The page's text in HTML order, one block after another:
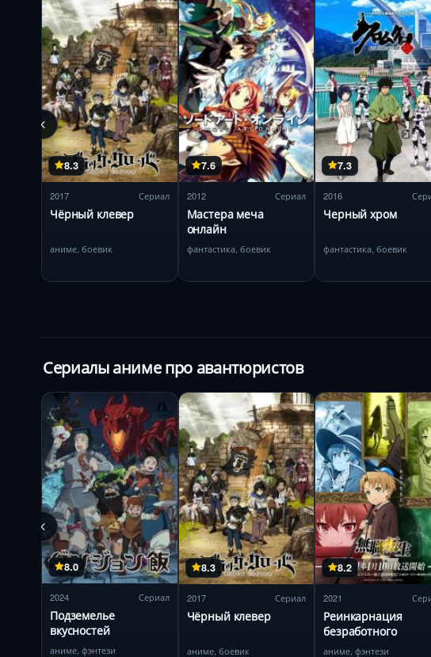
8.3
2017 Сериал
Чёрный клевер
аниме, боевик
7.6
2012 Сериал
Мастера меча
онлайн
фантастика, боевик
7.3
2016
Черный хром
фантастика, боевик
Сериалы аниме про авантюристов
8.0
2024 Сериал
Подземелье
вкусностей
аниме, фэнтези
8.3
2017 Сериал
Чёрный клевер
аниме, боевик
8.2
2021
Реинкарнация
безработного
аниме, фэнтези